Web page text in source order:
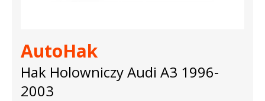
AutoHak
Hak Holowniczy Audi A3 1996-
2003